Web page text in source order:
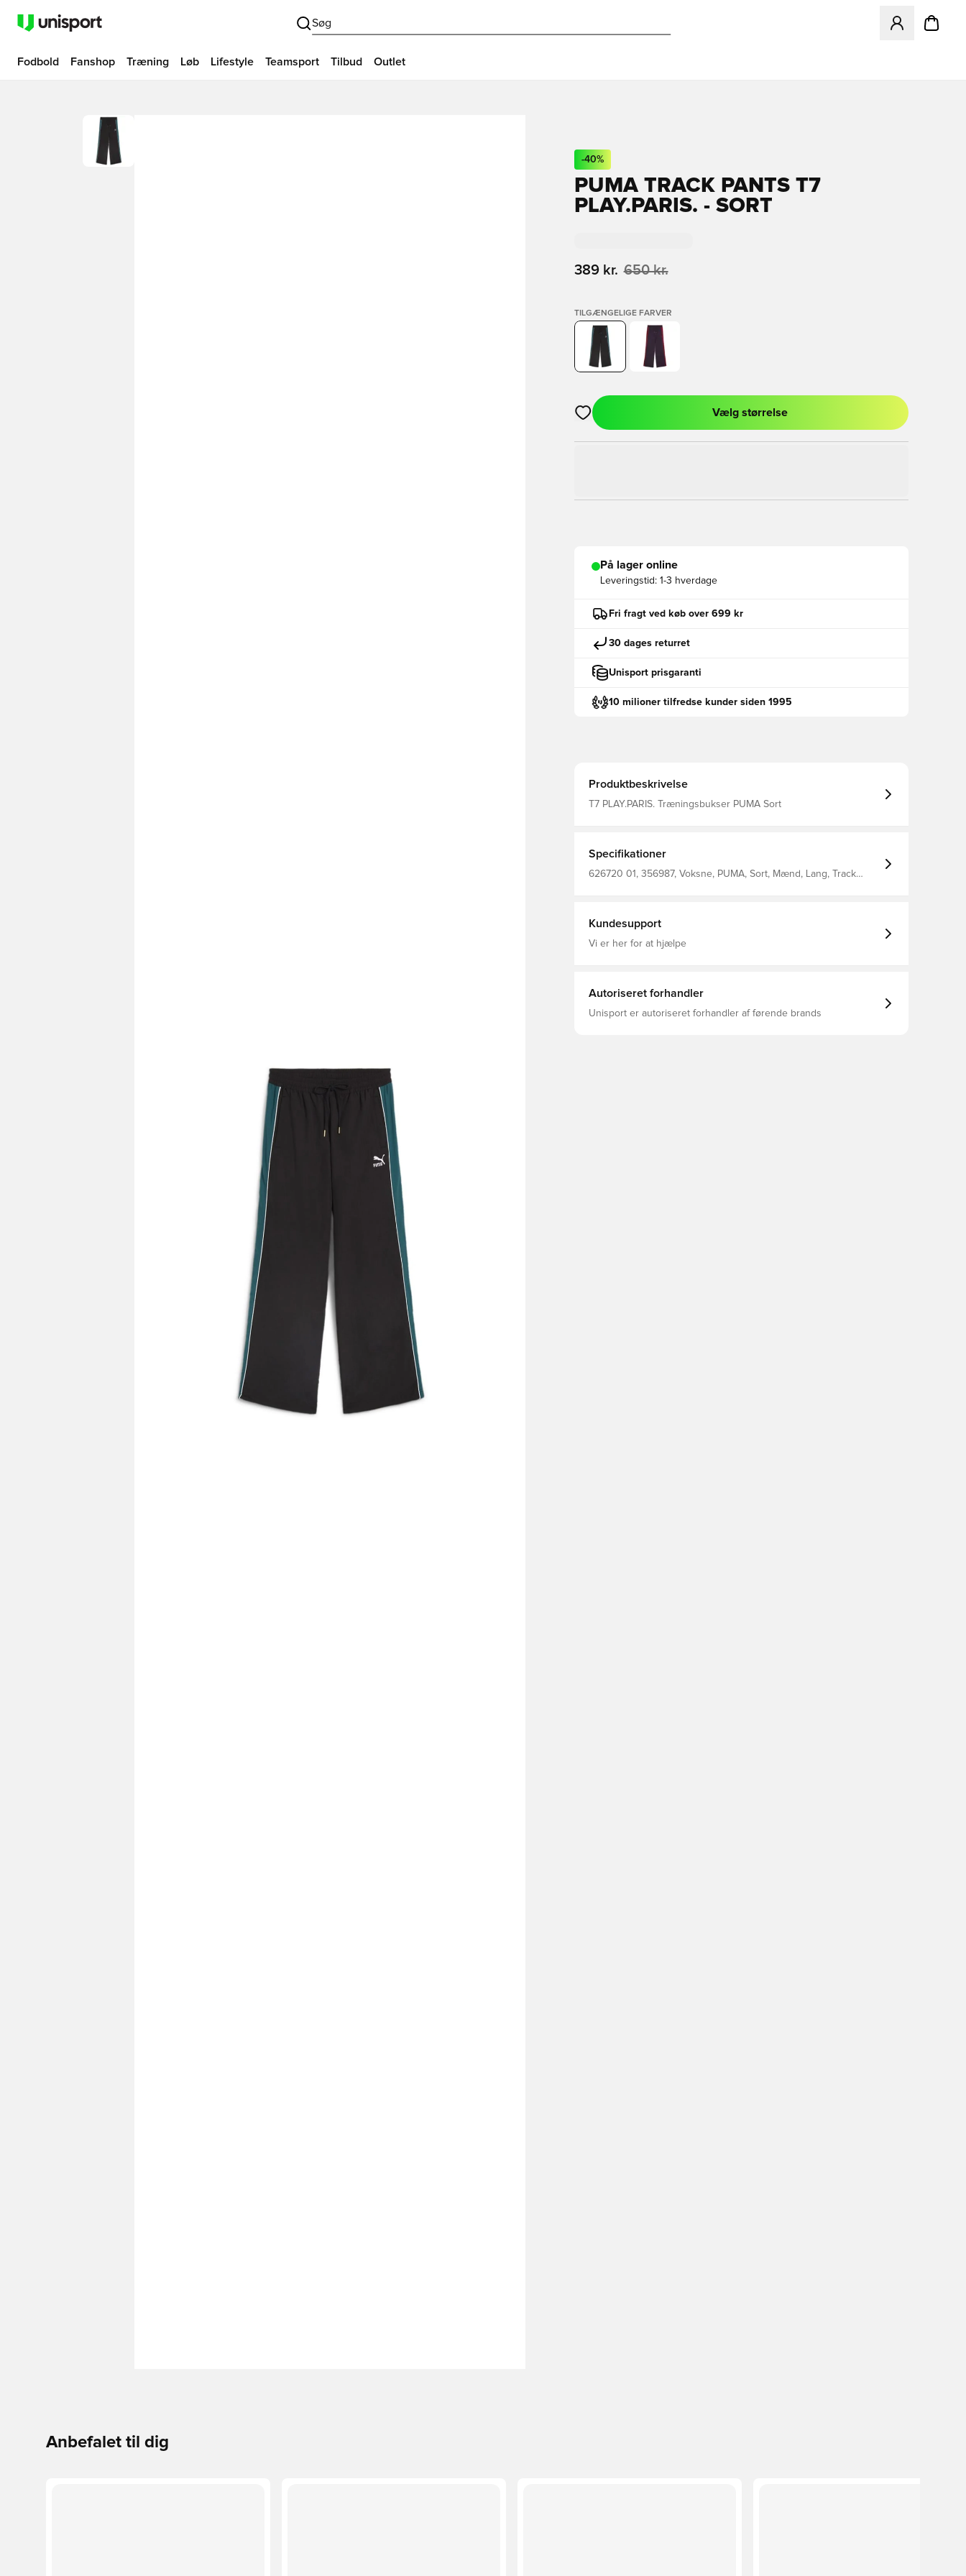
Søg
Åbner en
Fodbold Fanshop Træning Løb Lifestyle Teamsport Tilbud Outlet
-40%
PUMA TRACK PANTS T7
PLAY.PARIS. - SORT
389 kr. 650 kr.
TILGÆNGELIGE FARVER
Åbner en Modal til at logge ind eller tilmelde dig som medlem
Vælg størrelse
På lager online
Leveringstid: 1-3 hverdage
Fri fragt ved køb over 699 kr
30 dages returret
Unisport prisgaranti
10 milioner tilfredse kunder siden 1995
Produktbeskrivelse
T7 PLAY.PARIS. Træningsbukser PUMA Sort
Specifikationer
626720 01, 356987, Voksne, PUMA, Sort, Mænd, Lang, Track
Kundesupport
Vi er her for at hjælpe
Autoriseret forhandler
Unisport er autoriseret forhandler af førende brands
Anbefalet til dig